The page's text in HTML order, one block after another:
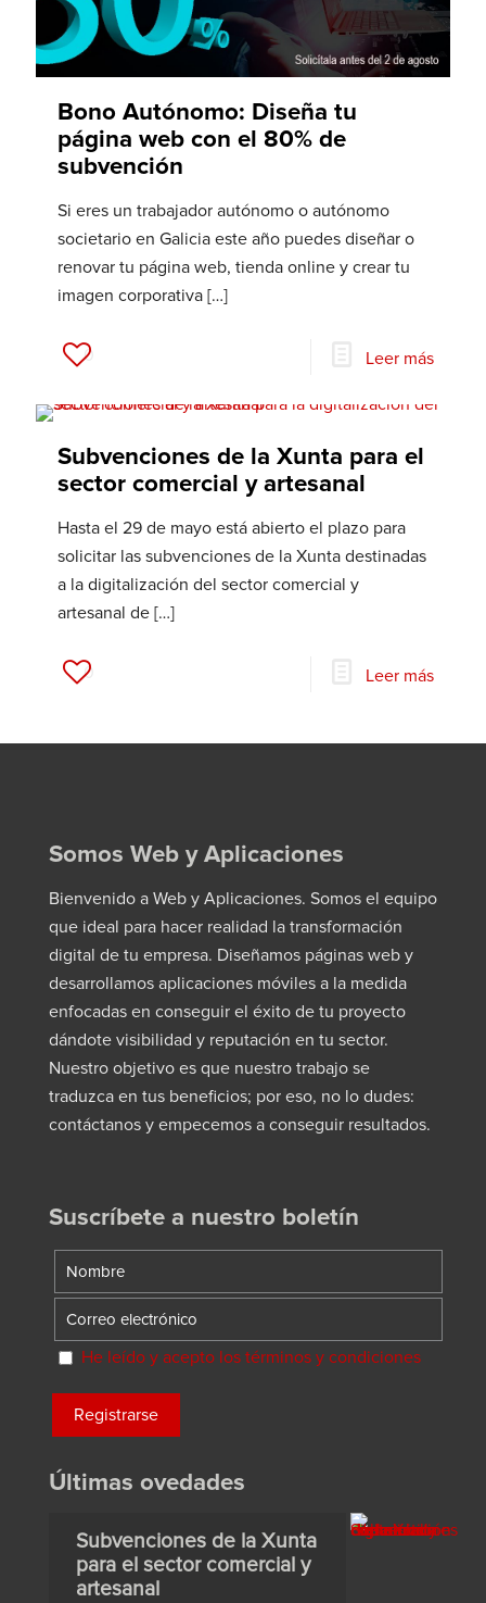
Bono Autónomo: Diseña tu
página web con el 80% de
subvención
Si eres un trabajador autónomo o autónomo
societario en Galicia este año puedes diseñar o
renovar tu página web, tienda online y crear tu
imagen corporativa […]
0 Leer más
Subvenciones de la Xunta para el
sector comercial y artesanal
Hasta el 29 de mayo está abierto el plazo para
solicitar las subvenciones de la Xunta destinadas
a la digitalización del sector comercial y
artesanal de […]
0 Leer más
Somos Web y Aplicaciones
Bienvenido a Web y Aplicaciones. Somos el equipo
que ideal para hacer realidad la transformación
digital de tu empresa. Diseñamos páginas web y
desarrollamos aplicaciones móviles a la medida
enfocadas en conseguir el éxito de tu proyecto
dándote visibilidad y reputación en tu sector.
Nuestro objetivo es que nuestro trabajo se
traduzca en tus beneficios; por eso, no lo dudes:
contáctanos y empecemos a conseguir resultados.
Suscríbete a nuestro boletín
He leído y acepto los términos y condiciones
Últimas ovedades
Subvenciones de la Xunta
para el sector comercial y
artesanal